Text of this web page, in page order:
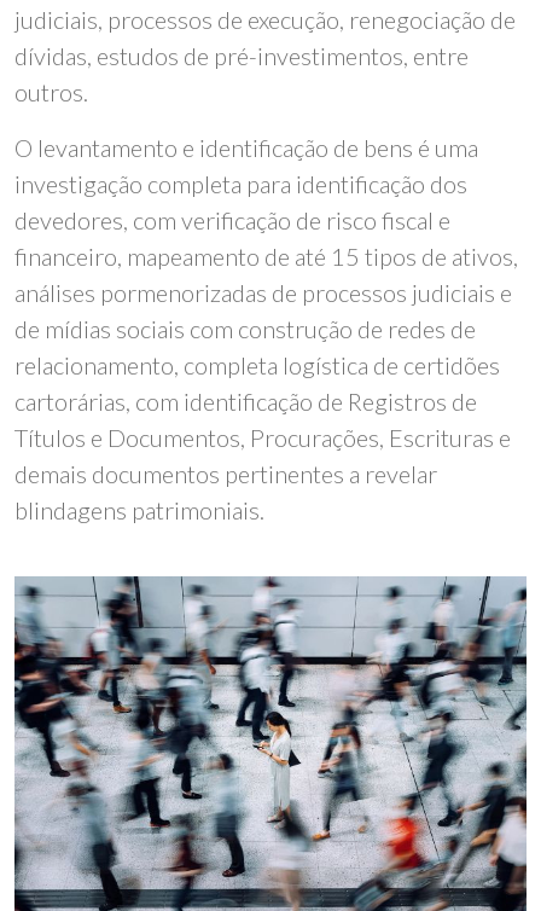
judiciais, processos de execução, renegociação de
dívidas, estudos de pré-investimentos, entre
outros.
O levantamento e identificação de bens é uma
investigação completa para identificação dos
devedores, com verificação de risco fiscal e
financeiro, mapeamento de até 15 tipos de ativos,
análises pormenorizadas de processos judiciais e
de mídias sociais com construção de redes de
relacionamento, completa logística de certidões
cartorárias, com identificação de Registros de
Títulos e Documentos, Procurações, Escrituras e
demais documentos pertinentes a revelar
blindagens patrimoniais.